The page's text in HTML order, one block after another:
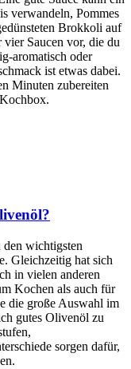
verwandeln, Pommes
Brokkoli auf
Saucen vor, die du
aromatisch oder
ist etwas dabei.
Minuten zubereiten
den wichtigsten
Gleichzeitig hat sich
in vielen anderen
Kochen als auch für
die große Auswahl im
gutes Olivenöl zu
sorgen dafür,